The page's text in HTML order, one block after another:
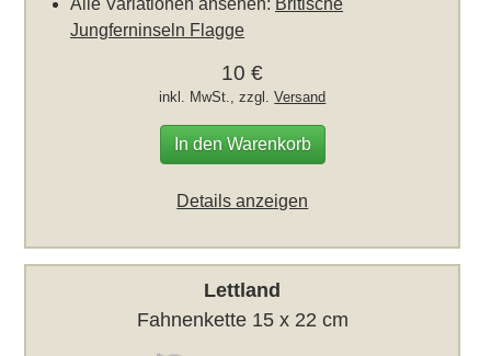
Alle Variationen ansehen: Britische
Jungferninseln Flagge
10 €
inkl. MwSt., zzgl.Versand
In den Warenkorb
Details anzeigen
Lettland
Fahnenkette 15 x 22 cm